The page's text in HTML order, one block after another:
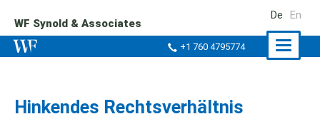
WF Synold & Associates
+1 760 4795774
De En
Hinkendes Rechtsverhältnis